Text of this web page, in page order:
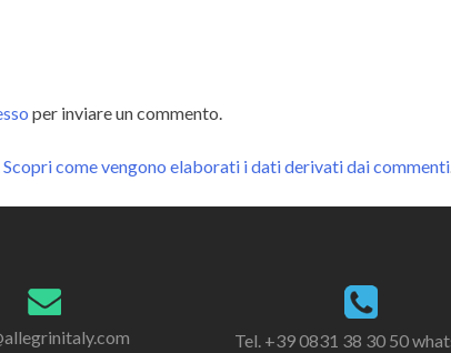
per inviare un commento.
Scopri come vengono elaborati i dati derivati dai commenti
Tel. +39 0831 38 30 50